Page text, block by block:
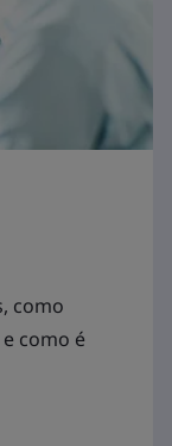
como
como é